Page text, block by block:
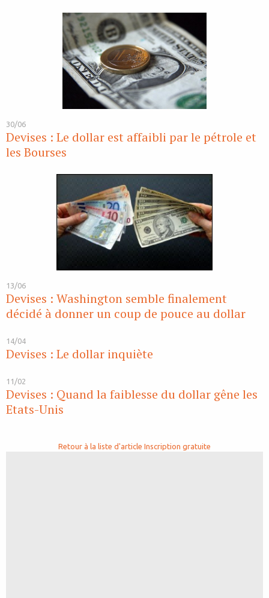
30/06
Devises : Le dollar est affaibli par le pétrole et
les Bourses
13/06
Devises : Washington semble finalement
décidé à donner un coup de pouce au dollar
14/04
Devises : Le dollar inquiète
11/02
Devises : Quand la faiblesse du dollar gêne les
Etats-Unis
Retour à la liste d'article Inscription gratuite